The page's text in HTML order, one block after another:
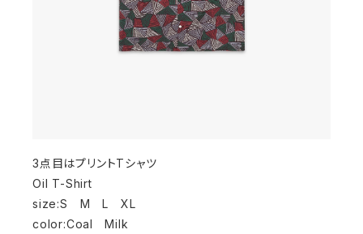
3点目はプリントTシャツ
Oil T-Shirt
size:S M L XL
color:Coal Milk